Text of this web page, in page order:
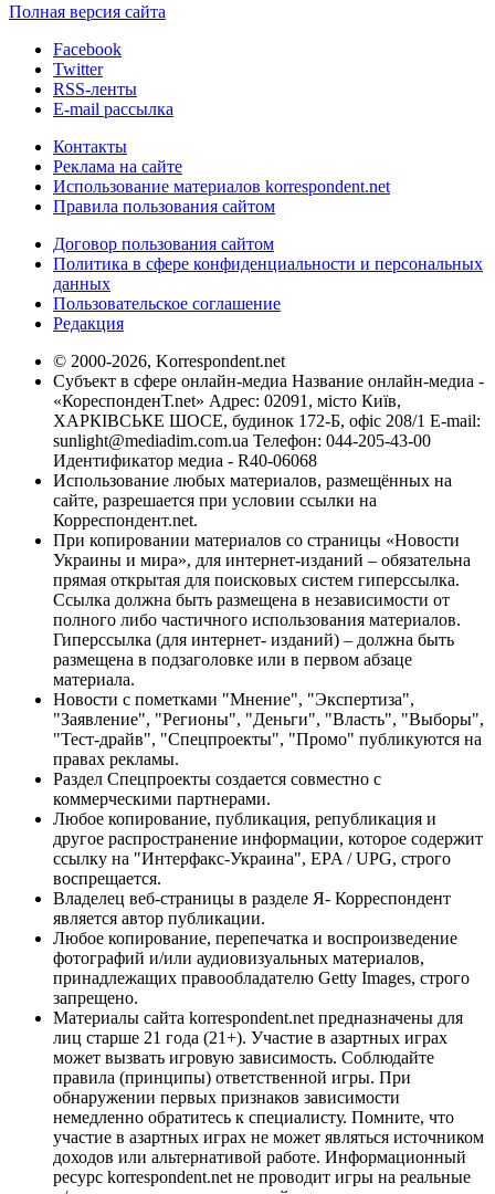
Полная версия сайта
Facebook
Twitter
RSS-ленты
E-mail рассылка
Контакты
Реклама на сайте
Использование материалов korrespondent.net
Правила пользования сайтом
Договор пользования сайтом
Политика в сфере конфиденциальности и персональных
данных
Пользовательское соглашение
Редакция
© 2000-2026, Korrespondent.net
Субъект в сфере онлайн-медиа Название онлайн-медиа -
«КореспонденТ.net» Адрес: 02091, місто Київ,
ХАРКІВСЬКЕ ШОСЕ, будинок 172-Б, офіс 208/1 E-mail:
sunlight@mediadim.com.ua Телефон: 044-205-43-00
Идентификатор медиа - R40-06068
Использование любых материалов, размещённых на
сайте, разрешается при условии ссылки на
Корреспондент.net.
При копировании материалов со страницы «Новости
Украины и мира», для интернет-изданий – обязательна
прямая открытая для поисковых систем гиперссылка.
Ссылка должна быть размещена в независимости от
полного либо частичного использования материалов.
Гиперссылка (для интернет- изданий) – должна быть
размещена в подзаголовке или в первом абзаце
материала.
Новости с пометками "Мнение", "Экспертиза",
"Заявление", "Регионы", "Деньги", "Власть", "Выборы",
"Тест-драйв", "Спецпроекты", "Промо" публикуются на
правах рекламы.
Раздел Спецпроекты создается совместно с
коммерческими партнерами.
Любое копирование, публикация, републикация и
другое распространение информации, которое содержит
ссылку на "Интерфакс-Украина", EPA / UPG, строго
воспрещается.
Владелец веб-страницы в разделе Я- Корреспондент
является автор публикации.
Любое копирование, перепечатка и воспроизведение
фотографий и/или аудиовизуальных материалов,
принадлежащих правообладателю Getty Images, строго
запрещено.
Материалы сайта korrespondent.net предназначены для
лиц старше 21 года (21+). Участие в азартных играх
может вызвать игровую зависимость. Соблюдайте
правила (принципы) ответственной игры. При
обнаружении первых признаков зависимости
немедленно обратитесь к специалисту. Помните, что
участие в азартных играх не может являться источником
доходов или альтернативой работе. Информационный
ресурс korrespondent.net не проводит игры на реальные